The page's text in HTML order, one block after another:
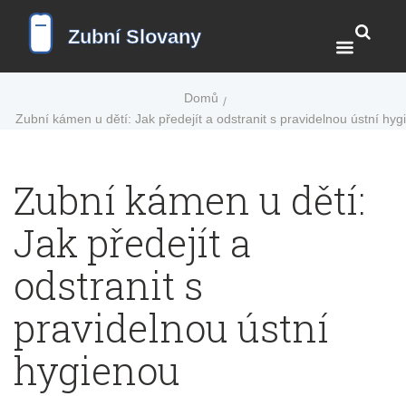
Domů
Zubní kámen u dětí: Jak předejít a odstranit s pravidelnou ústní
Zubní kámen u dětí:
Jak předejít a
odstranit s
pravidelnou ústní
hygienou